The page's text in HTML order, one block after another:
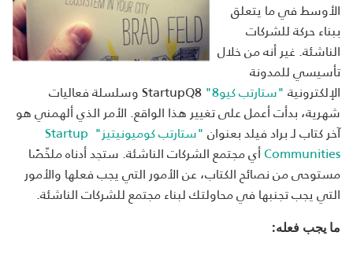
الأوسط في ما يتعلق
ببناء حركة للشركات
الناشئة. غير أنه من خلال
تأسيسي للمدونة
الإلكترونية"ستارتب كيو8"
StartupQ8 وسلسلة فعاليات
شهرية، بدأت أعمل على تغيير هذا الواقع. الأمر الذي ألهمني هو
آخر كتاب لـ براد فيلد بعنوان"ستارتب كوميونيتيز" Startup
Communitiesأي مجتمع الشركات الناشئة. ستجد أدناه ملخّصًا
مستوحى من نصائح الكتاب، عن الأمور التي يجب فعلها والأمور
التي يجب تجنبها في محاولتك لبناء مجتمع للشركات الناشئة.
ما يجب فعله: